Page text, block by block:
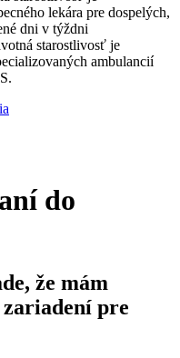
lekára pre dospelých,
dni v týždni
starostlivosť je
ambulancií
do
že mám
zariadení pre